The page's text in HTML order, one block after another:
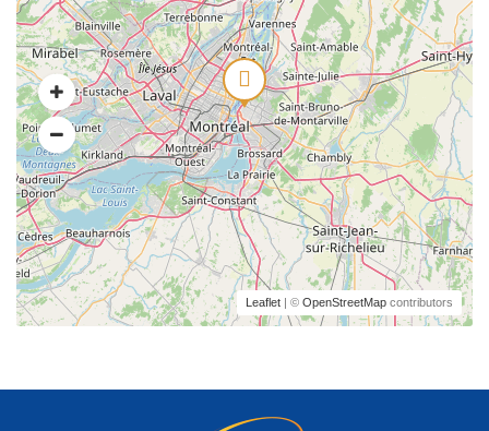
Leaflet | © OpenStreetMap contributors